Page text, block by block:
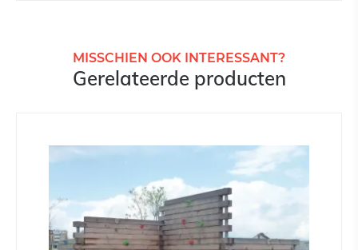
MISSCHIEN OOK INTERESSANT?
Gerelateerde producten